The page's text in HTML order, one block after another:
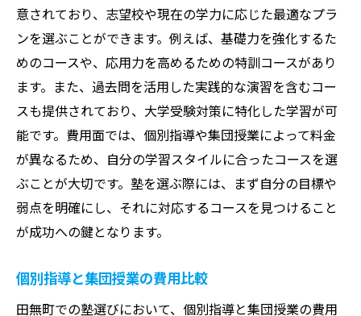
田無町での塾費用に関する注意事項
塾選びで考慮すべき経済的要素
将来への投資としての塾選び
最適な学習プランを田無町の塾選びから考える
費用比較
学習プランの立て方と塾選びの関係
コストパフォーマンスの良い塾の選び方
計画的な学習による費用削減の方法
短期間で成果を上げるためのプランニング
個人の目標に合わせた塾選びのコツ
田無町の塾で大学受験を目指す家庭のための費
意されており、志望校や現在の学力に応じた最適なプラ
ンを選ぶことができます。例えば、基礎力を強化するた
めのコースや、応用力を高めるための特訓コースがあり
ます。また、過去問を活用した実践的な演習を含むコー
スも提供されており、大学受験対策に特化した学習が可
能です。費用面では、個別指導や集団授業によって料金
が異なるため、自分の学習スタイルに合ったコースを選
ぶことが大切です。塾を選ぶ際には、まず自分の目標や
弱点を明確にし、それに対応するコースを見つけること
が成功への鍵となります。
個別指導と集団授業の費用比較
田無町での塾選びにおいて、個別指導と集団授業の費用